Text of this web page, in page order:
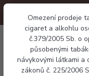
Omezení prodeje
cigaret a alkohlu
č.379/2005 Sb. o
působenými
návykovými látkami a
zákonů č. 225/2006